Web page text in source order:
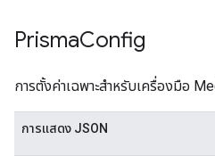
PrismaConfig
การตั้งค่าเฉพาะสำหรับเครื่องมือ
การแสดง JSON